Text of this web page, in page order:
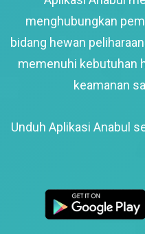
menghubungkan
bidang hewan
memenuhi kebutuhan
keamanan
Unduh Aplikasi Anabul